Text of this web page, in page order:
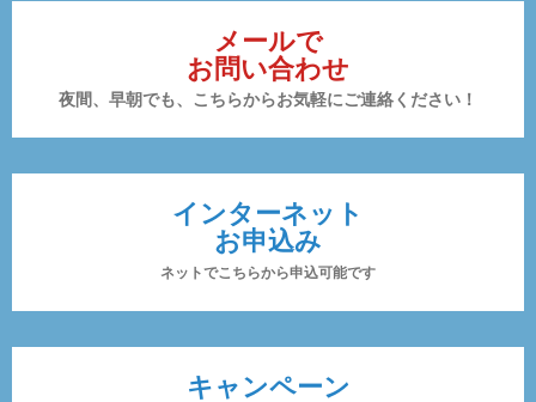
メールで
お問い合わせ
夜間、早朝でも、こちらからお気軽にご連絡ください！
インターネット
お申込み
ネットでこちらから申込可能です
キャンペーン